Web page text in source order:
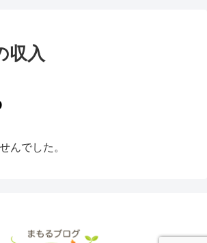
収入
んでした。